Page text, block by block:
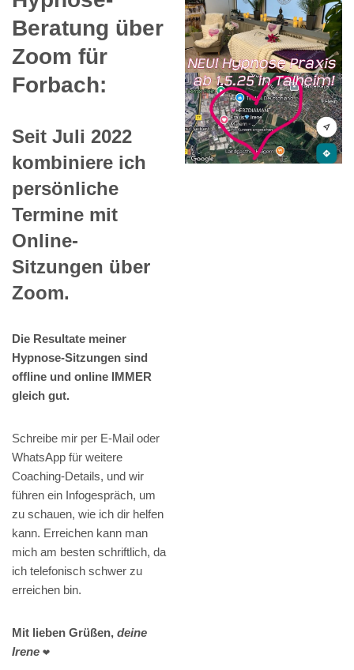
Beratung über
Zoom für
Forbach:
Seit Juli 2022
kombiniere ich
persönliche
Termine mit
Online-
Sitzungen über
Zoom.
Die Resultate meiner
Hypnose-Sitzungen sind
offline und online IMMER
gleich gut.
Schreibe mir per E-Mail oder
WhatsApp für weitere
Coaching-Details, und wir
führen ein Infogespräch, um
zu schauen, wie ich dir helfen
kann. Erreichen kann man
mich am besten schriftlich, da
ich telefonisch schwer zu
erreichen bin.
Mit lieben Grüßen, deine
Irene ❤️